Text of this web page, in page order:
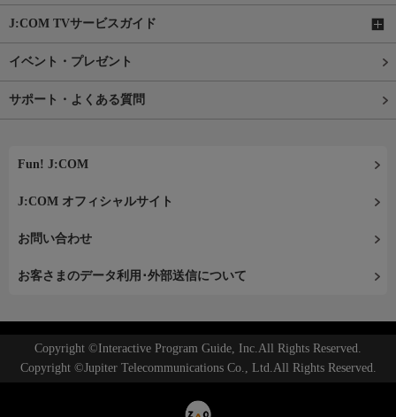
J:COM TVサービスガイド
イベント・プレゼント
サポート・よくある質問
Fun! J:COM
J:COM オフィシャルサイト
お問い合わせ
お客さまのデータ利用･外部送信について
Copyright ©Interactive Program Guide, Inc.All Rights Reserved.
Copyright ©Jupiter Telecommunications Co., Ltd.All Rights Reserved.